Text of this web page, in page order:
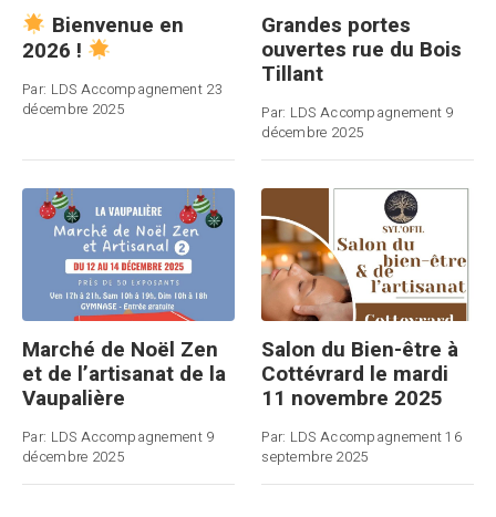
Bienvenue en
2026 !
Par: LDS Accompagnement 23
décembre 2025
Grandes portes
ouvertes rue du Bois
Tillant
Par: LDS Accompagnement 9
décembre 2025
Marché de Noël Zen
et de l’artisanat de la
Vaupalière
Par: LDS Accompagnement 9
décembre 2025
Salon du Bien-être à
Cottévrard le mardi
11 novembre 2025
Par: LDS Accompagnement16
septembre 2025